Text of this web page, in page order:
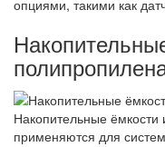
опциями, такими как
Накопительные ёмкости
применяются для